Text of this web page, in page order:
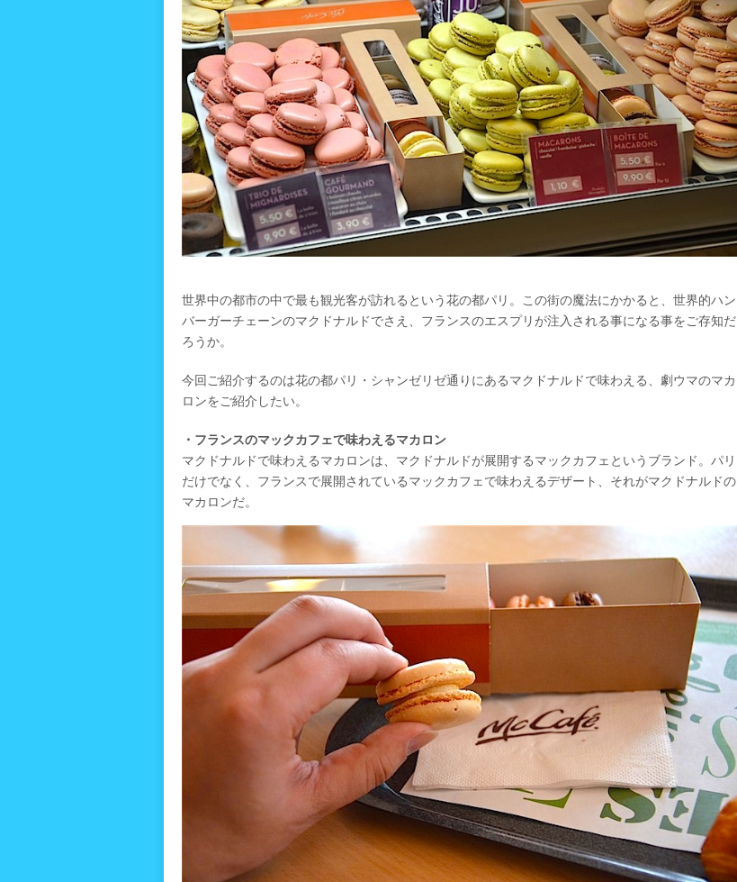
世界中の都市の中で最も観光客が訪れるという花の都パリ。この街の魔法にかかると、世界的ハン
バーガーチェーンのマクドナルドでさえ、フランスのエスプリが注入される事になる事をご存知だ
ろうか。
今回ご紹介するのは花の都パリ・シャンゼリゼ通りにあるマクドナルドで味わえる、劇ウマのマカ
ロンをご紹介したい。
・フランスのマックカフェで味わえるマカロン
マクドナルドで味わえるマカロンは、マクドナルドが展開するマックカフェというブランド。パリ
だけでなく、フランスで展開されているマックカフェで味わえるデザート、それがマクドナルドの
マカロンだ。